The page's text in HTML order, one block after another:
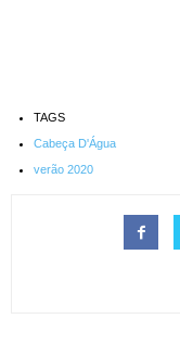
TAGS
Cabeça D'Água
verão 2020